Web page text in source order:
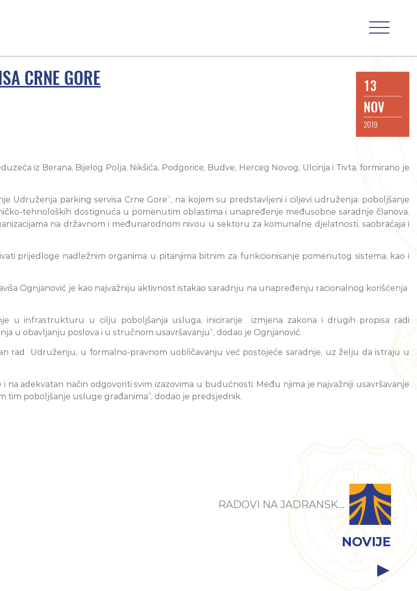
CRNE GORE
13
NOV
2019
iz Berana, Bijelog Polja, Nikšića, Podgorice, Budve, Herceg Novog, Ulcinja i Tivta, formirano je
Udruženja parking servisa Crne Gore“, na kojem su predstavljeni i ciljevi udruženja: poboljšanje
tehnoloških dostignuća u pomenutim oblastima i unapređenje međusobne saradnje članova.
na državnom i međunarodnom nivou u sektoru za komunalne djelatnosti, saobraćaja i
prijedloge nadležnim organima u pitanjima bitnim za funkcionisanje pomenutog sistema, kao i
Ognjanović je kao najvažniju aktivnost istakao saradnju na unapređenju racionalnog korišćenja
u infrastrukturu u cilju poboljšanja usluga, iniciranje izmjena zakona i drugih propisa radi
u obavljanju poslova i u stručnom usavršavanju“, dodao je Ognjanović.
rad Udruženju, u formalno-pravnom uobličavanju već postojeće saradnje, uz želju da istraju u
adekvatan način odgovoriti svim izazovima u budućnosti. Među njima je najvažniji usavršavanje
tim poboljšanje usluge građanima“, dodao je predsjednik.
RADOVI NA JADRANSK...
NOVIJE